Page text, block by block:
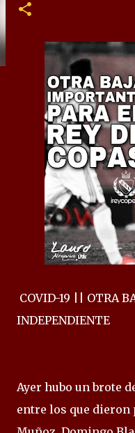
COVID-19 || OTRA
INDEPENDIENTE
Ayer hubo un brote
entre los que dieron